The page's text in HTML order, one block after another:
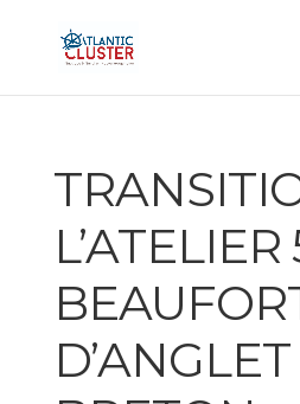
L’ATELIER